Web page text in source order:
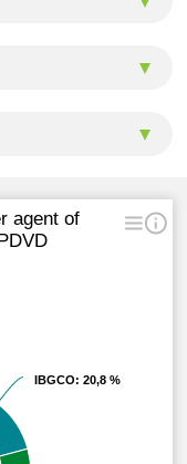
agent of
IBGCO: 20,8 %
IBGCO: 20,8 %